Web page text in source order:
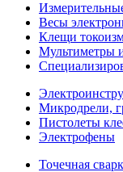
Весы
Клещи
Мультиметры
Микродрели,
Пистолеты
Электрофены
Точечная